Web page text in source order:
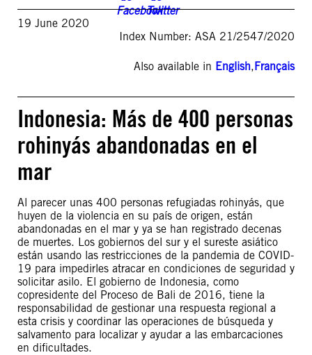
19 June 2020
Index Number: ASA 21/2547/2020
Also available in English,Français
Indonesia: Más de 400 personas
rohinyás abandonadas en el
mar
Al parecer unas 400 personas refugiadas rohinyás, que
huyen de la violencia en su país de origen, están
abandonadas en el mar y ya se han registrado decenas
de muertes. Los gobiernos del sur y el sureste asiático
están usando las restricciones de la pandemia de COVID-
19 para impedirles atracar en condiciones de seguridad y
solicitar asilo. El gobierno de Indonesia, como
copresidente del Proceso de Bali de 2016, tiene la
responsabilidad de gestionar una respuesta regional a
esta crisis y coordinar las operaciones de búsqueda y
salvamento para localizar y ayudar a las embarcaciones
en dificultades.